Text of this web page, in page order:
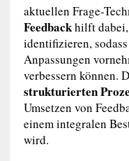
aktuellen Frage-
Feedbackhilft dabei,
identifizieren,
Anpassungen
verbessern können.
strukturierten
Umsetzen von
einem integralen
wird.